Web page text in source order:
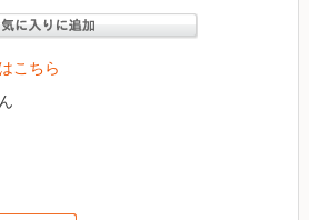
こちら